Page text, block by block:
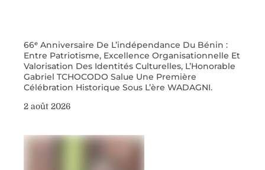
66ᵉ Anniversaire De L’indépendance Du Bénin :
Entre Patriotisme, Excellence Organisationnelle Et
Valorisation Des Identités Culturelles, L’Honorable
Gabriel TCHOCODO Salue Une Première
Célébration Historique Sous L’ère WADAGNI.
2 août 2026